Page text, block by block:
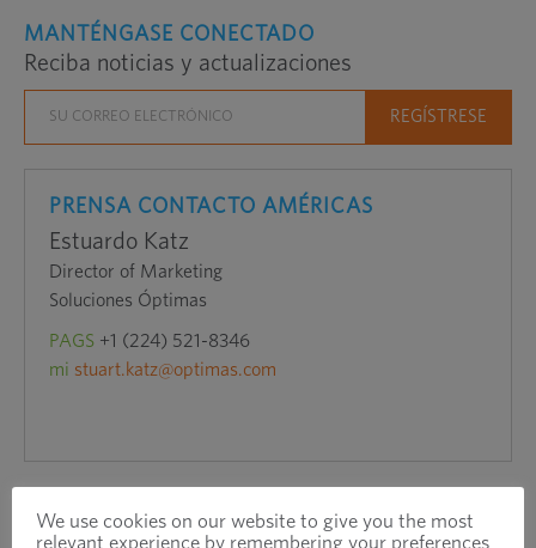
externo
en
MANTÉNGASE CONECTADO
Reciba noticias y actualizaciones
PRENSA CONTACTO AMÉRICAS
Estuardo Katz
Director of Marketing
Soluciones Óptimas
PAGS +1 (224) 521-8346
mi stuart.katz@optimas.com
We use cookies on our website to give you the most
relevant experience by remembering your preferences